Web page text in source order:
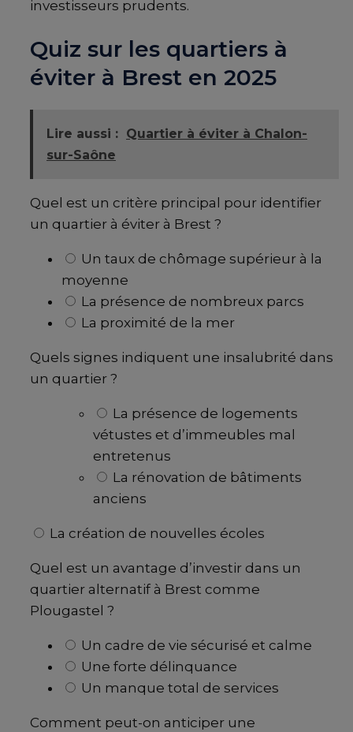
investisseurs prudents.
Quiz sur les quartiers à
éviter à Brest en 2025
Lire aussi : Quartier à éviter à Chalon-
sur-Saône
Quel est un critère principal pour identifier
un quartier à éviter à Brest ?
Un taux de chômage supérieur à la
moyenne
La présence de nombreux parcs
La proximité de la mer
Quels signes indiquent une insalubrité dans
un quartier ?
La présence de logements
vétustes et d’immeubles mal
entretenus
La rénovation de bâtiments
anciens
La création de nouvelles écoles
Quel est un avantage d’investir dans un
quartier alternatif à Brest comme
Plougastel ?
Un cadre de vie sécurisé et calme
Une forte délinquance
Un manque total de services
Comment peut-on anticiper une